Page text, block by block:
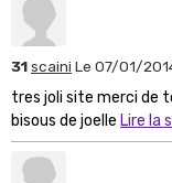
31scaini Le 07/01/
tres joli site merci de
bisous de joelle Lire la